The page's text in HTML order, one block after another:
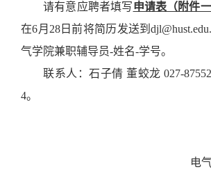
请有意应聘者填写申请表（附件
在6月 28日前将简历发送到djl@
气学院兼职辅导员-姓名-学号。
联系人：石子倩 董蛟龙 027-
4。
电